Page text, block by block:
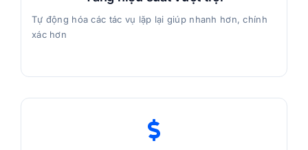
Tự động hóa các tác vụ lặp lại giúp nhanh hơn, chính
xác hơn